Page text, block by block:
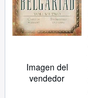
Imagen del
vendedor